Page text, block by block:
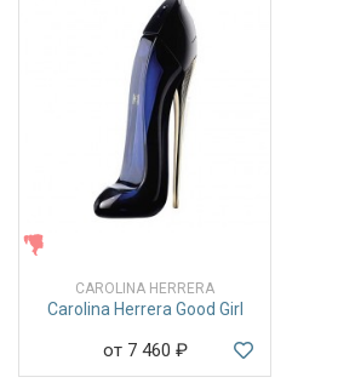
CAROLINA HERRERA
Carolina Herrera Good Girl
от 7 460 ₽